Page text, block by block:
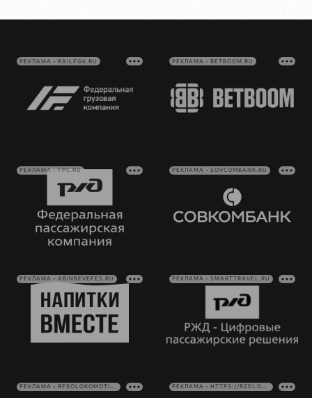
РЕКЛАМА • RAILFGK.RU РЕКЛАМА • BETBOOM.RU
РЕКЛАМА • FPC.RU РЕКЛАМА • SOVCOMBANK.RU
РЕКЛАМА • ABINBEVEFES.RU РЕКЛАМА • SMARTTRAVEL.RU
РЕКЛАМА • RFSOLOKOMOTIV.RU РЕКЛАМА • HTTPS://RZDLOG.RU/